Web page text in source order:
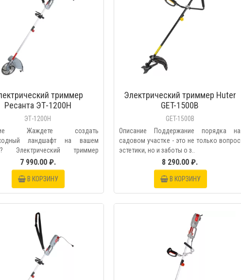
триммер
Ресанта ЭТ-1200Н
ЭТ-1200Н
Жаждете создать
ландшафт на вашем
Электрический триммер
7 990.00 ₽.
В КОРЗИНУ
Электрический триммер Huter
GET-1500B
GET-1500B
Описание Поддержание порядка на
садовом участке - это не только вопрос
эстетики, но и заботы о з..
8 290.00 ₽.
В КОРЗИНУ